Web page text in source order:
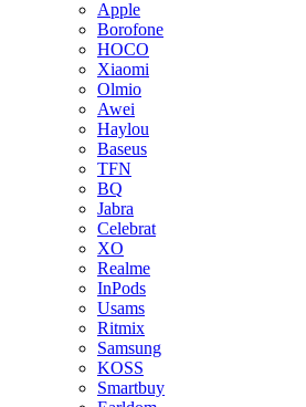
Apple
Borofone
HOCO
Xiaomi
Olmio
Awei
Haylou
Baseus
TFN
BQ
Jabra
Celebrat
XO
Realme
InPods
Usams
Ritmix
Samsung
KOSS
Smartbuy